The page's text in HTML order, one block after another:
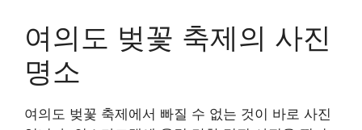
여의도 벚꽃 축제의 사진
명소
여의도 벚꽃 축제에서 빠질 수 없는 것이 바로 사진